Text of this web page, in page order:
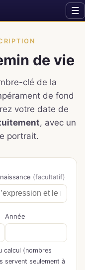
☰
de vie
clé de la
de fond
votre date de
, avec un
portrait.
(facultatif)
Année
calcul (nombres
servent seulement à